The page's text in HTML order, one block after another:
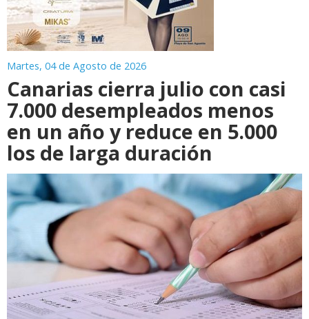
Martes, 04 de Agosto de 2026
Canarias cierra julio con casi
7.000 desempleados menos
en un año y reduce en 5.000
los de larga duración